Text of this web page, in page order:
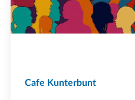
Cafe Kunterbunt